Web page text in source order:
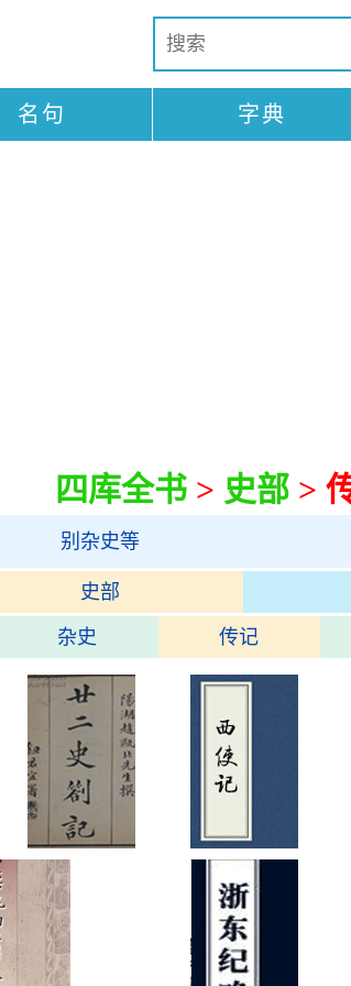
名句 字典
四库全书> 史部>
别杂史等
史部
杂史 传记